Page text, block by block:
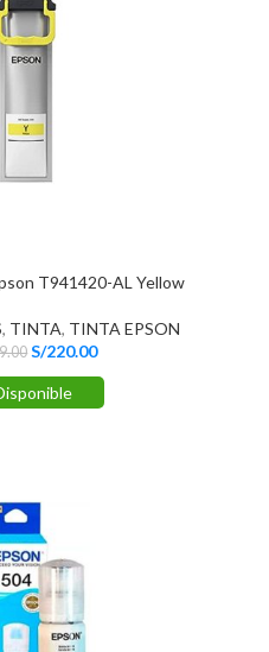
T941420-AL Yellow
, TINTA, TINTA EPSON
S/220.00